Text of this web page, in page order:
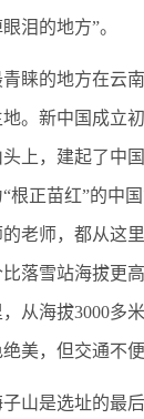
泪的地方”。
的地方在云南
。新中国成立
头上，建起了中
正苗红”的中国
老师，都从这
落雪站海拔更
从海拔3000多
美，但交通不便
是选址的最后